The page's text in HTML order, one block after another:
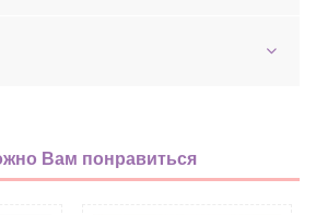
Вам понравиться